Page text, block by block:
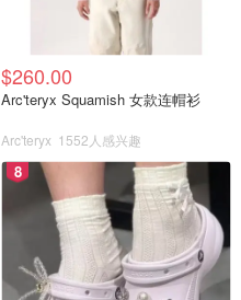
$260.00
Arc'teryx Squamish 女款连帽衫
Arc'teryx 1552人感兴趣
8